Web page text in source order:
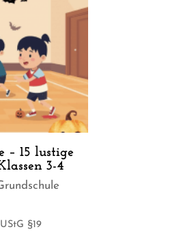
– 15 lustige
3-4
§19